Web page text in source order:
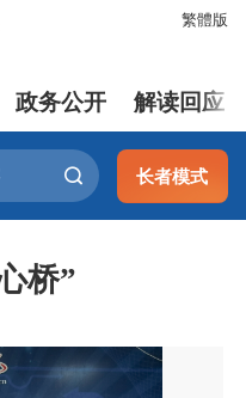
繁體版
政务公开 解读回应
长者模式
桥”